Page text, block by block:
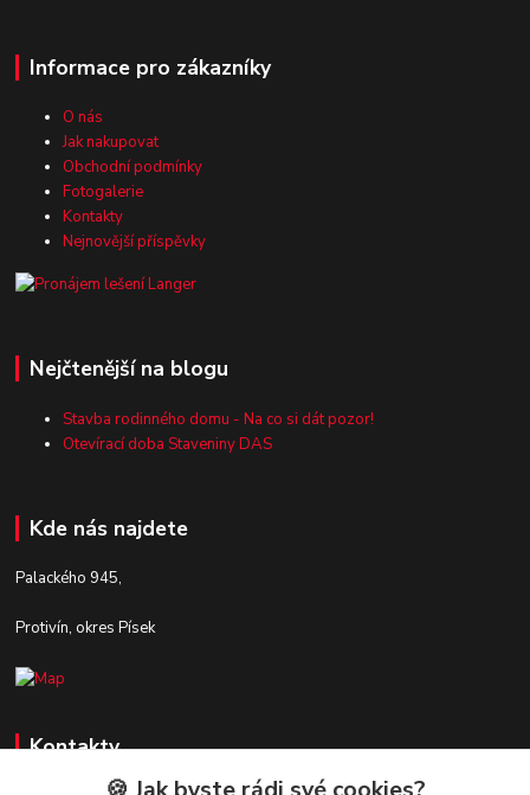
Informace pro zákazníky
O nás
Jak nakupovat
Obchodní podmínky
Fotogalerie
Kontakty
Nejnovější příspěvky
Nejčtenější na blogu
Stavba rodinného domu - Na co si dát pozor!
Otevírací doba Staveniny DAS
Kde nás najdete
Palackého 945,
Protivín, okres Písek
Kontakty